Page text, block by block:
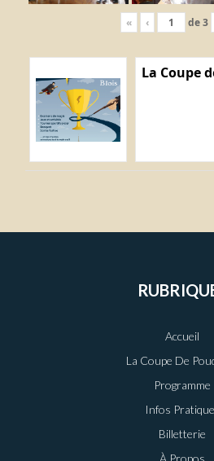
« ‹ de3
La Coupe
Accueil
La Coupe De
Programme
Infos
Billetterie